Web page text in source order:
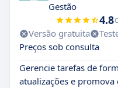
Gestão
4.8
Versão gratuita
Preços sob consulta
Gerencie tarefas de
atualizações e